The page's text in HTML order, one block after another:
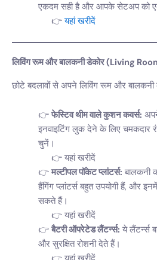
एकदम सही है और आपके सेटअप को
यहां खरीदें
लिविंग रूम और बालकनी डेकोर (Living
छोटे बदलावों से अपने लिविंग रूम और
फेस्टिव थीम वाले कुशन कवर्स:
इनवाइटिंग लुक देने के लिए चमकदार
चुनें।
यहां खरीदें
मल्टीपल पॉकेट प्लांटर्स: बालकनी
हैंगिंग प्लांटर्स बहुत उपयोगी हैं, और
सकते हैं।
यहां खरीदें
बैटरी ऑपरेटेड लैंटर्न्स: ये लैंटर्न्स
और सुरक्षित रोशनी देते हैं।